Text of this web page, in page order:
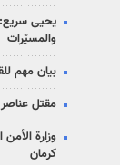
يحيى سريع:
والمسيّرات
بيان مهم
مقتل
كرمان